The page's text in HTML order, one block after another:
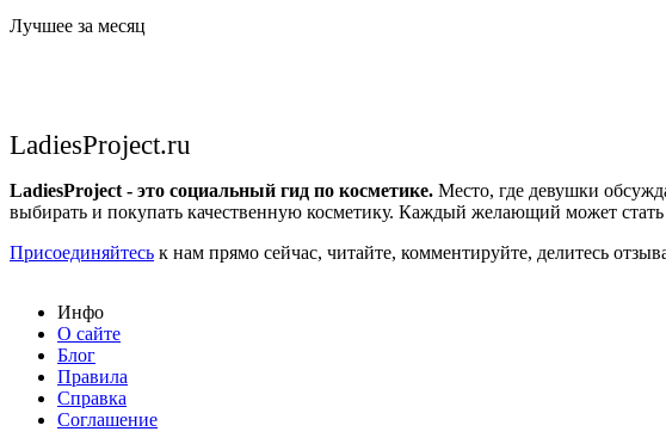
Лучшее за месяц
LadiesProject.ru
LadiesProject - это социальный гид по косметике. Место, где девушки
выбирать и покупать качественную косметику. Каждый желающий может
Присоединяйтесь к нам прямо сейчас, читайте, комментируйте, делитесь
Инфо
О сайте
Блог
Правила
Справка
Соглашение